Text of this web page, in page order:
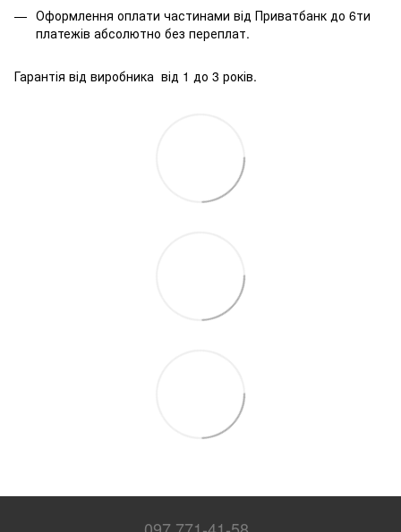
Оформлення оплати частинами від Приватбанк до 6ти
платежів абсолютно без переплат.
Гарантія від виробника від 1 до 3 років.